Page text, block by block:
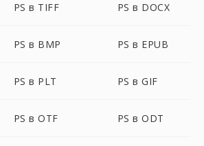
PS в TIFF PS в DOCX
PS в BMP PS в EPUB
PS в PLT PS в GIF
PS в OTF PS в ODT